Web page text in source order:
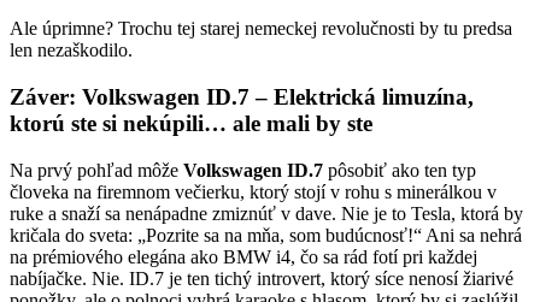
Ale úprimne? Trochu tej starej nemeckej revolučnosti by tu predsa
len nezaškodilo.
Záver: Volkswagen ID.7 – Elektrická limuzína,
ktorú ste si nekúpili… ale mali by ste
Na prvý pohľad môže Volkswagen ID.7 pôsobiť ako ten typ
človeka na firemnom večierku, ktorý stojí v rohu s minerálkou v
ruke a snaží sa nenápadne zmiznúť v dave. Nie je to Tesla, ktorá by
kričala do sveta: „Pozrite sa na mňa, som budúcnosť!“ Ani sa nehrá
na prémiového elegána ako BMW i4, čo sa rád fotí pri každej
nabíjačke. Nie. ID.7 je ten tichý introvert, ktorý síce nenosí žiarivé